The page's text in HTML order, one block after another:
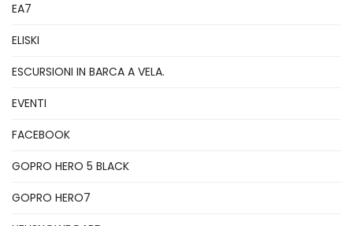
EA7
ELISKI
ESCURSIONI IN BARCA A VELA.
EVENTI
FACEBOOK
GOPRO HERO 5 BLACK
GOPRO HERO7